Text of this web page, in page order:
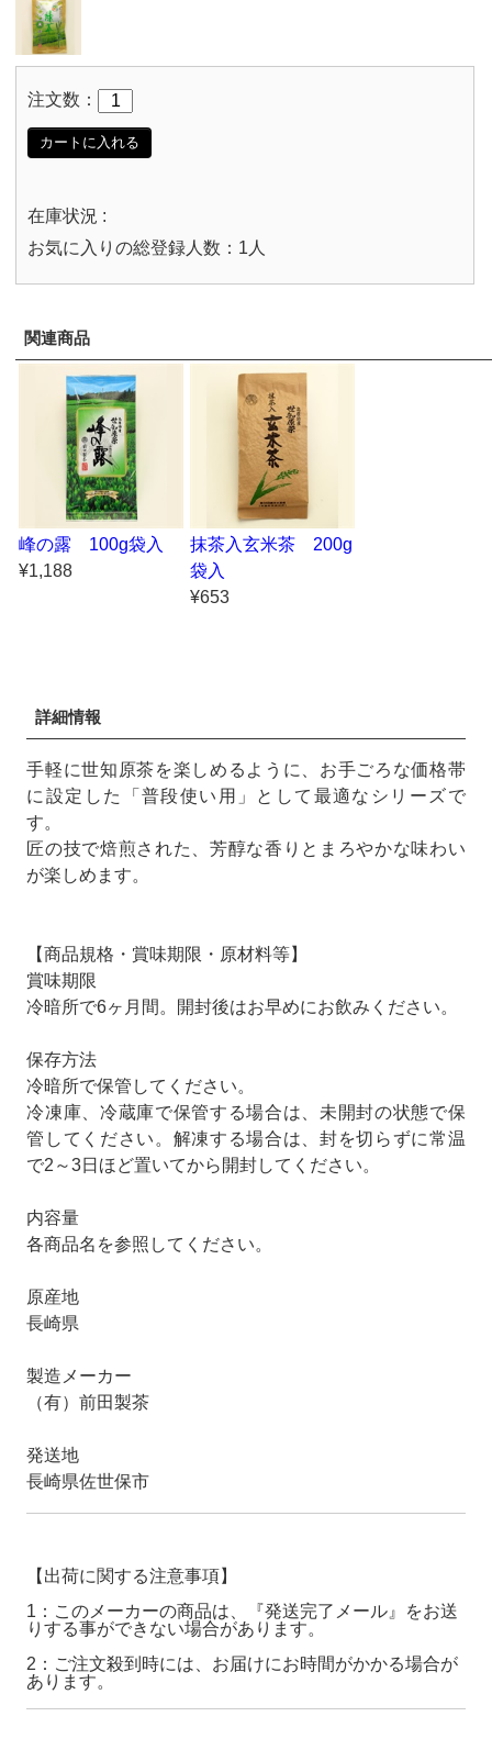
注文数：
カートに入れる
在庫状況 :
お気に入りの総登録人数：1人
関連商品
峰の露 100g袋入
¥1,188
抹茶入玄米茶 200g
袋入
¥653
詳細情報
手軽に世知原茶を楽しめるように、お手ごろな価格帯
に設定した「普段使い用」として最適なシリーズで
す。
匠の技で焙煎された、芳醇な香りとまろやかな味わい
が楽しめます。
【商品規格・賞味期限・原材料等】
賞味期限
冷暗所で6ヶ月間。開封後はお早めにお飲みください。
保存方法
冷暗所で保管してください。
冷凍庫、冷蔵庫で保管する場合は、未開封の状態で保
管してください。解凍する場合は、封を切らずに常温
で2～3日ほど置いてから開封してください。
内容量
各商品名を参照してください。
原産地
長崎県
製造メーカー
（有）前田製茶
発送地
長崎県佐世保市
【出荷に関する注意事項】
1：このメーカーの商品は、『発送完了メール』をお送
りする事ができない場合があります。
2：ご注文殺到時には、お届けにお時間がかかる場合が
あります。